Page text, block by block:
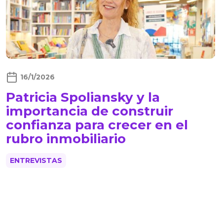
16/1/2026
Patricia Spoliansky y la
importancia de construir
confianza para crecer en el
rubro inmobiliario
ENTREVISTAS